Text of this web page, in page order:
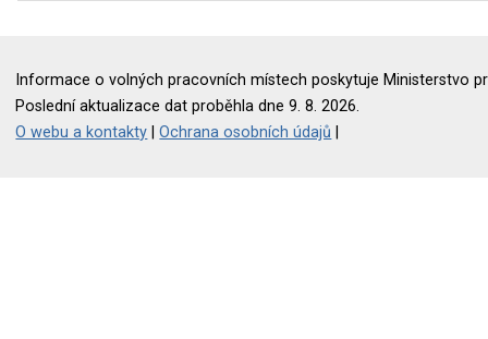
Informace o volných pracovních místech poskytuje Ministerstvo
Poslední aktualizace dat proběhla dne 9. 8. 2026.
O webu a kontakty |Ochrana osobních údajů